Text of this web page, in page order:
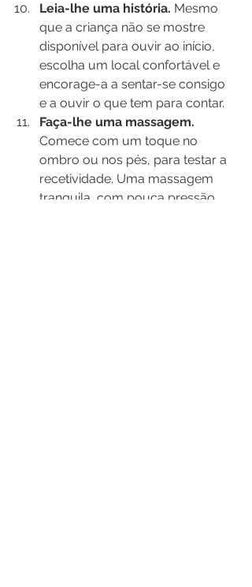
Leia-lhe uma história. Mesmo
que a criança não se mostre
disponível para ouvir ao início,
escolha um local confortável e
encorage-a a sentar-se consigo
e a ouvir o que tem para contar.
Faça-lhe uma massagem.
Comece com um toque no
ombro ou nos pés, para testar a
recetividade. Uma massagem
tranquila, com pouca pressão,